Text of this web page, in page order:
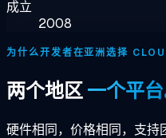
成立
2008
为什么开发者在亚洲选择
两个地区一个平台
硬件相同，价格相同，支持